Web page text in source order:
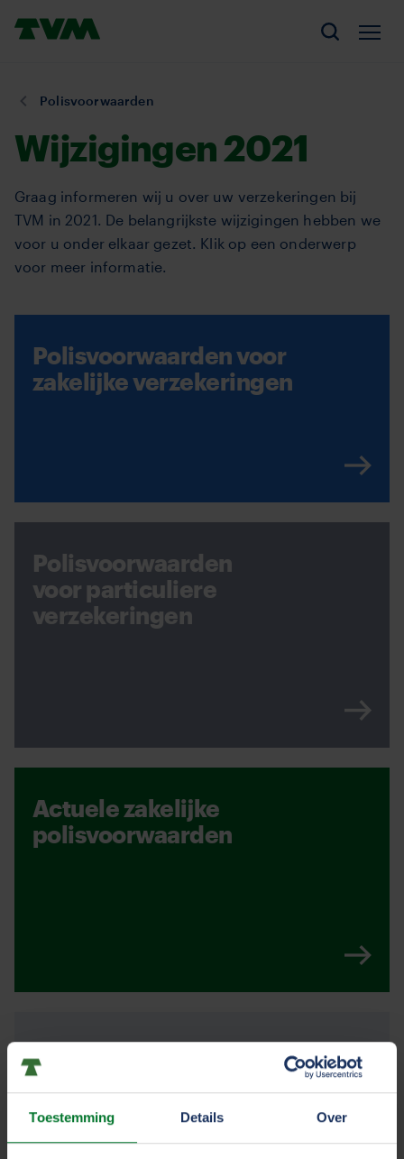
Toestemming Details Over
inhoud
Zoeken
U
hier:
Polisvoorwaarden
Wijzigingen 2021
Graag informeren wij u over uw verzekeringen bij
TVM in 2021. De belangrijkste wijzigingen hebben we
voor u onder elkaar gezet. Klik op een onderwerp
voor meer informatie.
Polisvoorwaarden voor
zakelijke verzekeringen
Polisvoorwaarden
voor particuliere
verzekeringen
Actuele zakelijke
polisvoorwaarden
Actuele
particuliere